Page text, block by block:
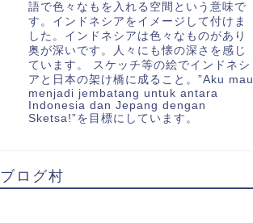
語で色々なもを入れる空間という意味で
す。インドネシアをイメージして付けま
した。インドネシアは色々なものがあり
奥が深いです。人々にも懐の深さを感じ
ています。 スケッチ等の絵でインドネシ
アと日本の架け橋に成ること。”Aku mau
menjadi jembatang untuk antara
Indonesia dan Jepang dengan
Sketsa!”を目標にしています。
ブログ村